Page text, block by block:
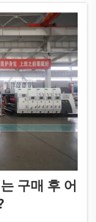
구매 후 어